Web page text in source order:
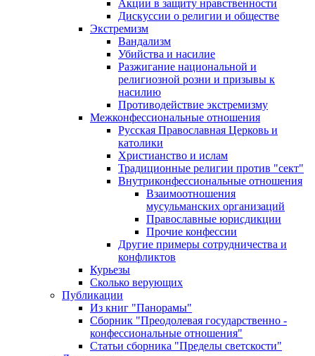
Акции в защиту нравственности
Дискуссии о религии и обществе
Экстремизм
Вандализм
Убийства и насилие
Разжигание национальной и
религиозной розни и призывы к
насилию
Противодействие экстремизму
Межконфессиональные отношения
Русская Православная Церковь и
католики
Христианство и ислам
Традиционные религии против "сект"
Внутриконфессиональные отношения
Взаимоотношения
мусульманских организаций
Православные юрисдикции
Прочие конфессии
Другие примеры сотрудничества и
конфликтов
Курьезы
Сколько верующих
Публикации
Из книг "Панорамы"
Сборник "Преодолевая государственно -
конфессиональные отношения"
Статьи сборника "Пределы светскости"